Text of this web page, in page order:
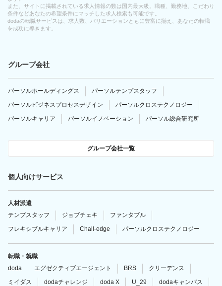
また、サイトに掲載されている求人情報の数は国内最大級。職種、勤務地、こだわり
条件などあなたの希望条件にマッチした求人検索も可能です。
dodaの転職サービスは、求人数、バリエーションともに豊富に揃え、あなたの転職
を成功に導きます。
グループ会社
パーソルホールディングス
パーソルテンプスタッフ
パーソルビジネスプロセスデザイン
パーソルクロステクノロジー
パーソルキャリア
パーソルイノベーション パーソル総合研究所
グループ会社一覧
個人向けサービス
人材派遣
テンプスタッフ
ジョブチェキ
ファンタブル
フレキシブルキャリア
Chall-edge パーソルクロステクノロジー
転職・就職
doda
エグゼクティブエージェント BRS
クリーデンス
ミイダス
dodaチャレンジ doda X U_29
dodaキャンパス